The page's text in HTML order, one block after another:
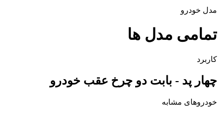
مدل خودرو
تمامی مدل ها
کاربرد
چهار پد - بابت دو چرخ عقب خودرو
خودروهای مشابه